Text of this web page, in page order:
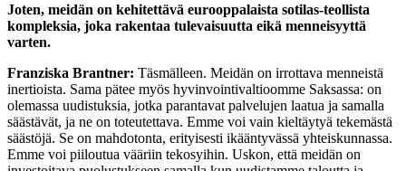
Joten, meidän on kehitettävä eurooppalaista sotilas-teollista
kompleksia, joka rakentaa tulevaisuutta eikä menneisyyttä
varten.
Franziska Brantner: Täsmälleen. Meidän on irrottava menneistä
inertioista. Sama pätee myös hyvinvointivaltioomme Saksassa: on
olemassa uudistuksia, jotka parantavat palvelujen laatua ja samalla
säästävät, ja ne on toteutettava. Emme voi vain kieltäytyä tekemästä
säästöjä. Se on mahdotonta, erityisesti ikääntyvässä yhteiskunnassa.
Emme voi piiloutua vääriin tekosyihin. Uskon, että meidän on